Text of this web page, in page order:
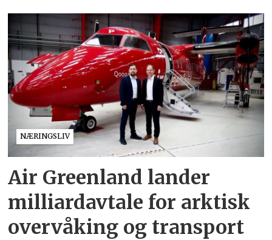
NÆRINGSLIV
Air Greenland lander
milliardavtale for arktisk
overvåking og transport